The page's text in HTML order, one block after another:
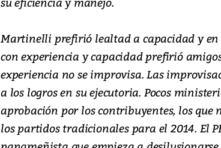
Martinelli prefirió lealtad a capacidad y
con experiencia y capacidad prefirió
experiencia no se improvisa. Las
a los logros en su ejecutoria. Pocos
aprobación por los contribuyentes, los que
los partidos tradicionales para el 2014. El